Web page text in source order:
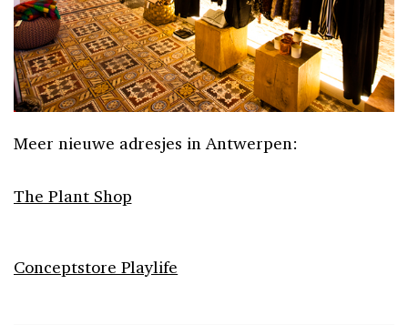
Meer nieuwe adresjes in Antwerpen:
The Plant Shop
Conceptstore Playlife